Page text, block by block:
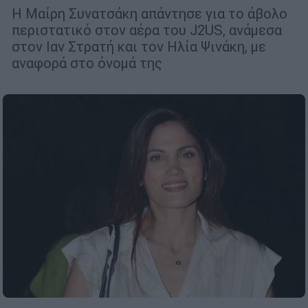
Η Μαίρη Συνατσάκη απάντησε για το άβολο
περιστατικό στον αέρα του J2US, ανάμεσα
στον Ιαν Στρατή και τον Ηλία Ψινάκη, με
αναφορά στο όνομά της